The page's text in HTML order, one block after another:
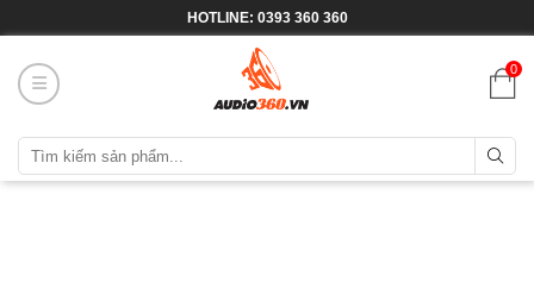
HOTLINE: 0393 360 360
0